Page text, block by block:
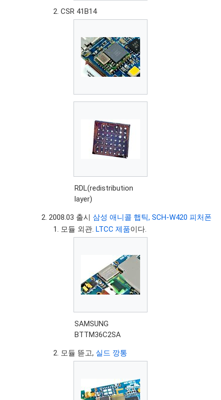
CSR 41B14
RDL(redistribution
layer)
2008.03 출시삼성 애니콜 햅틱, SCH-W420 피처폰
모듈 외관.LTCC 제품이다.
SAMSUNG
BTTM36C2SA
모듈 뜯고, 실드 깡통